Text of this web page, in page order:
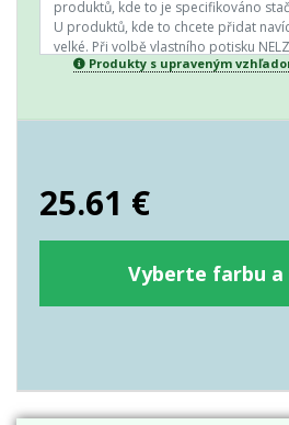
Produkty s upraveným
25.61 €
Vyberte farbu